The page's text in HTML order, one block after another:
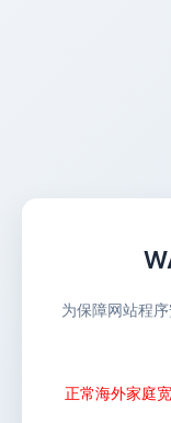
为保障网站程
正常海外家庭